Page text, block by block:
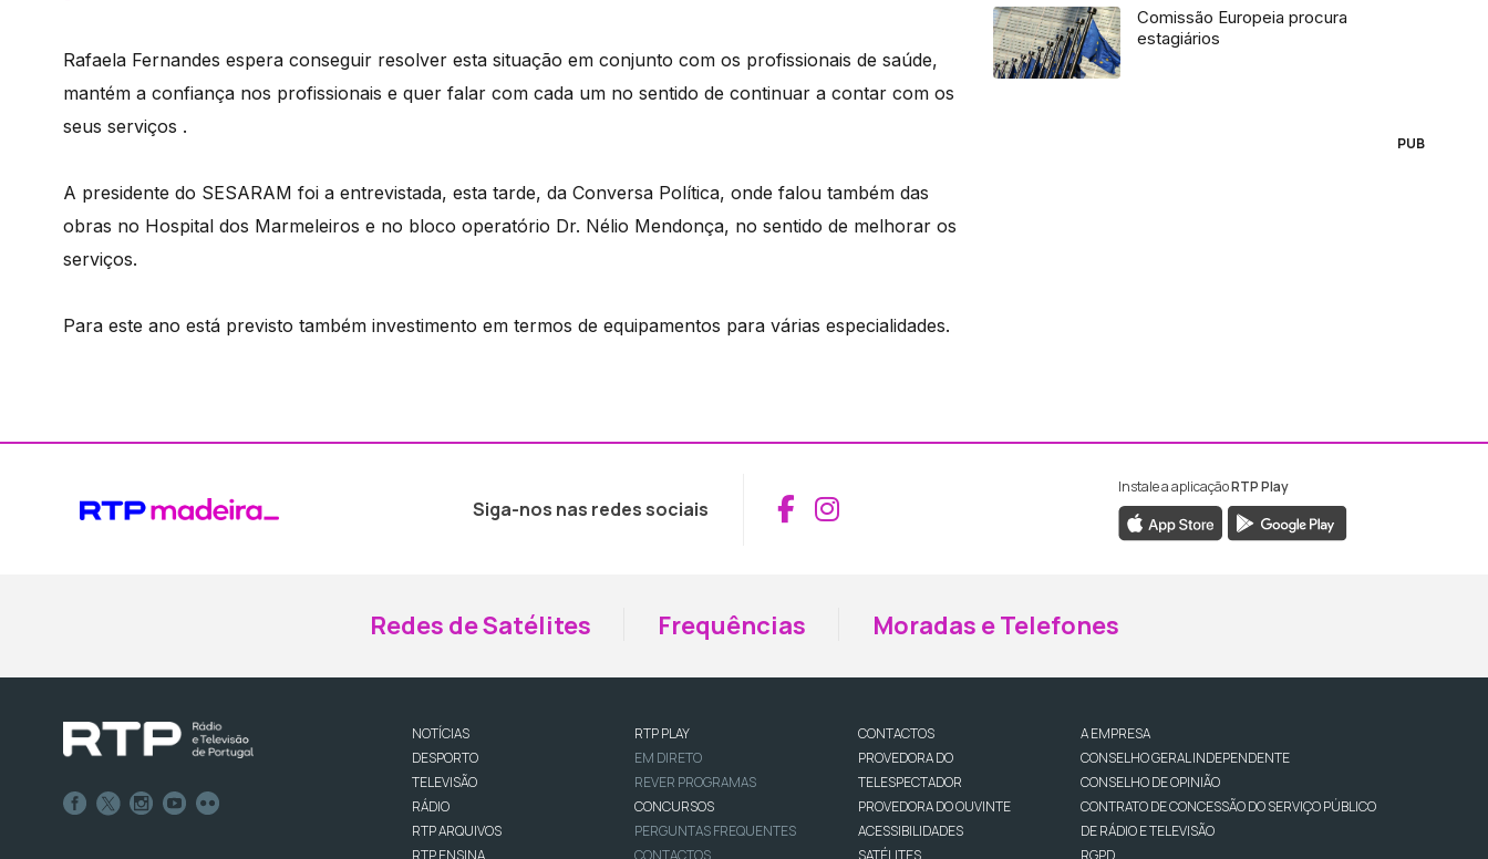
Rafaela Fernandes espera conseguir resolver esta situação em conjunto com os profissionais de saúde,
mantém a confiança nos profissionais e quer falar com cada um no sentido de continuar a contar com os
seus serviços .
A presidente do SESARAM foi a entrevistada, esta tarde, da Conversa Política, onde falou também das
obras no Hospital dos Marmeleiros e no bloco operatório Dr. Nélio Mendonça, no sentido de melhorar os
serviços.
Para este ano está previsto também investimento em termos de equipamentos para várias especialidades.
Comissão Europeia procura
estagiários
PUB
Siga-nos nas redes sociais Aceder ao Facebook da RTP Madeira
Aceder ao Instagram da RTP Madeira
Instale a aplicaçãoRTP Play
Redes de Satélites Frequências Moradas e Telefones
NOTÍCIAS
DESPORTO
TELEVISÃO
RÁDIO
RTP ARQUIVOS
RTP ENSINA
RTP PLAY
EM DIRETO
REVER PROGRAMAS
CONCURSOS
PERGUNTAS FREQUENTES
CONTACTOS
CONTACTOS
PROVEDORA DO
TELESPECTADOR
PROVEDORA DO OUVINTE
ACESSIBILIDADES
SATÉLITES
A EMPRESA
CONSELHO GERAL INDEPENDENTE
CONSELHO DE OPINIÃO
CONTRATO DE CONCESSÃO DO SERVIÇO PÚBLICO
DE RÁDIO E TELEVISÃO
RGPD